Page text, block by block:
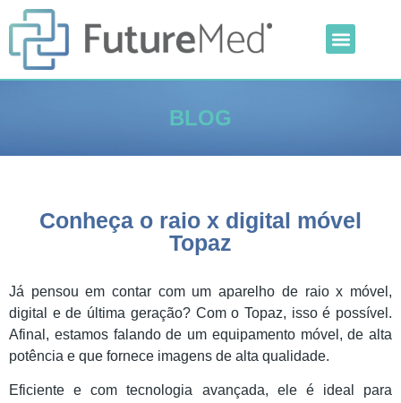
BLOG
Conheça o raio x digital móvel
Topaz
Já pensou em contar com um aparelho de raio x móvel,
digital e de última geração? Com o Topaz, isso é possível.
Afinal, estamos falando de um equipamento móvel, de alta
potência e que fornece imagens de alta qualidade.
Eficiente e com tecnologia avançada, ele é ideal para